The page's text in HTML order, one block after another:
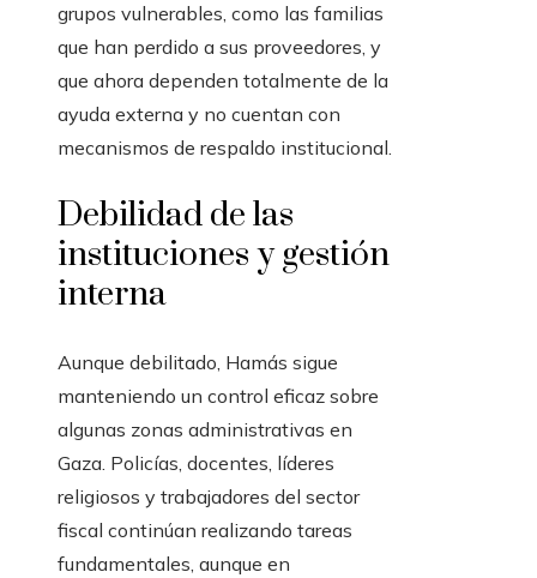
grupos vulnerables, como las familias
que han perdido a sus proveedores, y
que ahora dependen totalmente de la
ayuda externa y no cuentan con
mecanismos de respaldo institucional.
Debilidad de las
instituciones y gestión
interna
Aunque debilitado, Hamás sigue
manteniendo un control eficaz sobre
algunas zonas administrativas en
Gaza. Policías, docentes, líderes
religiosos y trabajadores del sector
fiscal continúan realizando tareas
fundamentales, aunque en